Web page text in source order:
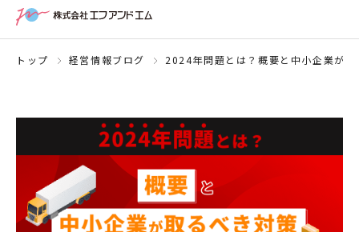
トップ 経営情報ブログ 2024年問題とは？概要と中小企業が